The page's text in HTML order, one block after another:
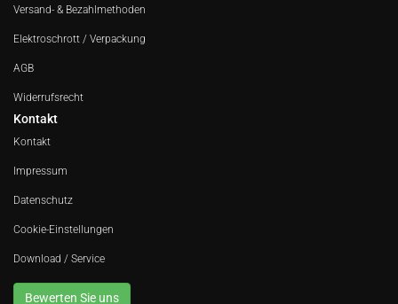
Versand- & Bezahlmethoden
Elektroschrott / Verpackung
AGB
Widerrufsrecht
Kontakt
Kontakt
Impressum
Datenschutz
Cookie-Einstellungen
Download / Service
Bewerten Sie uns